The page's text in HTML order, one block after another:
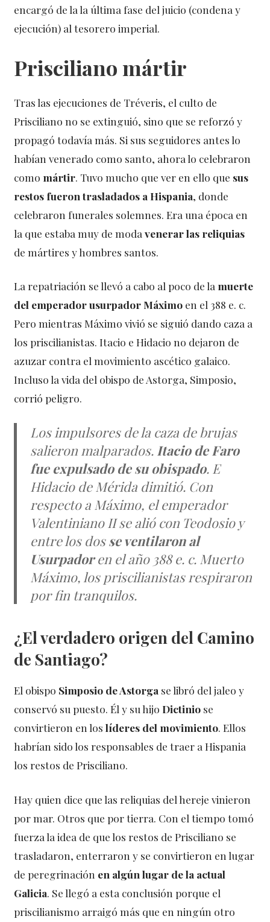
encargó de la la última fase del juicio (condena y
ejecución) al tesorero imperial.
Prisciliano mártir
Tras las ejecuciones de Tréveris, el culto de
Prisciliano no se extinguió, sino que se reforzó y
propagó todavía más. Si sus seguidores antes lo
habían venerado como santo, ahora lo celebraron
como mártir . Tuvo mucho que ver en ello que sus
restos fueron trasladados a Hispania, donde
celebraron funerales solemnes. Era una época en
la que estaba muy de modavenerar las reliquias
de mártires y hombres santos.
La repatriación se llevó a cabo al poco de la muerte
del emperador usurpador Máximo en el 388 e. c.
Pero mientras Máximo vivió se siguió dando caza a
los priscilianistas. Itacio e Hidacio no dejaron de
azuzar contra el movimiento ascético galaico.
Incluso la vida del obispo de Astorga, Simposio,
corrió peligro.
Los impulsores de la caza de brujas
salieron malparados. Itacio de Faro
fue expulsado de su obispado. E
Hidacio de Mérida dimitió. Con
respecto a Máximo, el emperador
Valentiniano II se alió con Teodosio y
entre los dosse ventilaron al
Usurpadoren el año 388 e. c. Muerto
Máximo, los priscilianistas respiraron
por fin tranquilos.
¿El verdadero origen del Camino
de Santiago?
El obispo Simposio de Astorga se libró del jaleo y
conservó su puesto. Él y su hijo Dictinio se
convirtieron en loslíderes del movimiento. Ellos
habrían sido los responsables de traer a Hispania
los restos de Prisciliano.
Hay quien dice que las reliquias del hereje vinieron
por mar. Otros que por tierra. Con el tiempo tomó
fuerza la idea de que los restos de Prisciliano se
trasladaron, enterraron y se convirtieron en lugar
de peregrinación en algún lugar de la actual
Galicia. Se llegó a esta conclusión porque el
priscilianismo arraigó más que en ningún otro